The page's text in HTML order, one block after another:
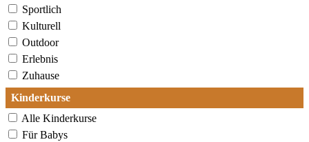
Sportlich
Kulturell
Outdoor
Erlebnis
Zuhause
Kinderkurse
Alle Kinderkurse
Für Babys